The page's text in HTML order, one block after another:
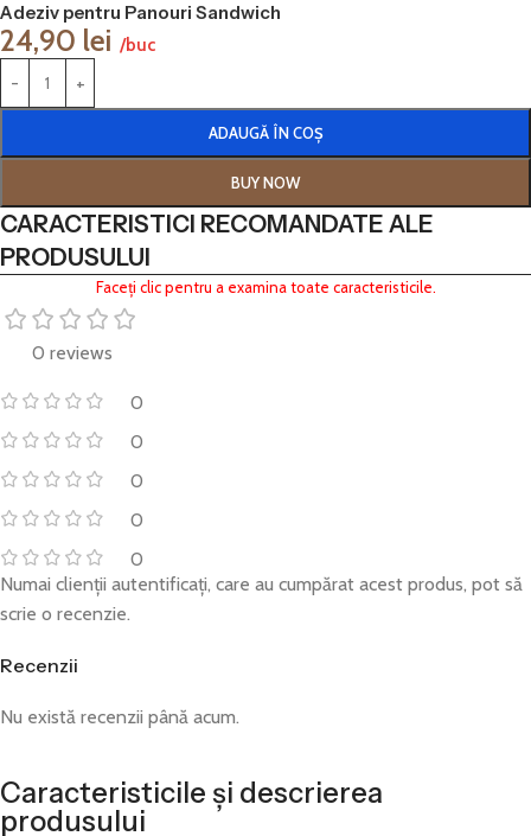
Adeziv pentru Panouri Sandwich
24,90 lei /buc
ADAUGĂ ÎN COȘ
BUY NOW
CARACTERISTICI RECOMANDATE ALE
PRODUSULUI
Faceți clic pentru a examina toate caracteristicile.
0 reviews
0
0
0
0
0
Recenzii
Nu există recenzii până acum.
Numai clienții autentificați, care au cumpărat acest produs, pot să
scrie o recenzie.
Caracteristicile și descrierea
produsului